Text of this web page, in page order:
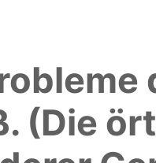
(Die